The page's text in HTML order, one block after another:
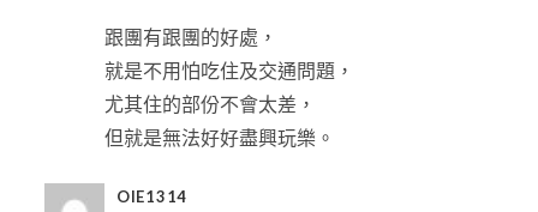
跟團有跟團的好處，
就是不用怕吃住及交通問題，
尤其住的部份不會太差，
但就是無法好好盡興玩樂。
OIE1314